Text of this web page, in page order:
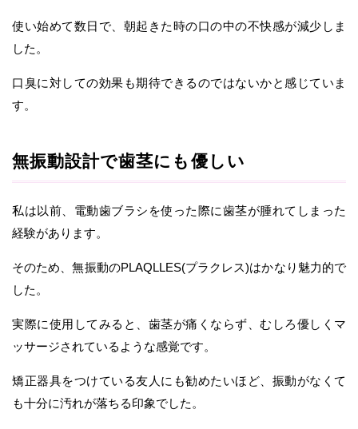
使い始めて数日で、朝起きた時の口の中の不快感が減少しま
した。
口臭に対しての効果も期待できるのではないかと感じていま
す。
無振動設計で歯茎にも優しい
私は以前、電動歯ブラシを使った際に歯茎が腫れてしまった
経験があります。
そのため、無振動のPLAQLLES(プラクレス)はかなり魅力的で
した。
実際に使用してみると、歯茎が痛くならず、むしろ優しくマ
ッサージされているような感覚です。
矯正器具をつけている友人にも勧めたいほど、振動がなくて
も十分に汚れが落ちる印象でした。